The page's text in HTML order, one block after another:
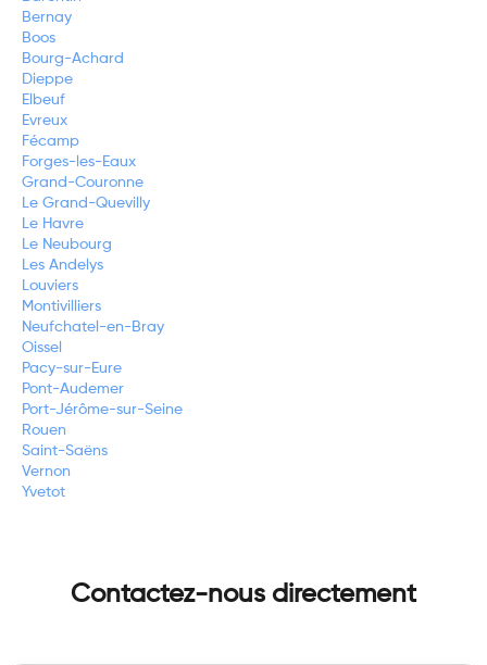
Bernay
Boos
Bourg-Achard
Dieppe
Elbeuf
Evreux
Fécamp
Forges-les-Eaux
Grand-Couronne
Le Grand-Quevilly
Le Havre
Le Neubourg
Les Andelys
Louviers
Montivilliers
Neufchatel-en-Bray
Oissel
Pacy-sur-Eure
Pont-Audemer
Port-Jérôme-sur-Seine
Rouen
Saint-Saëns
Vernon
Yvetot
Contactez-nous directement